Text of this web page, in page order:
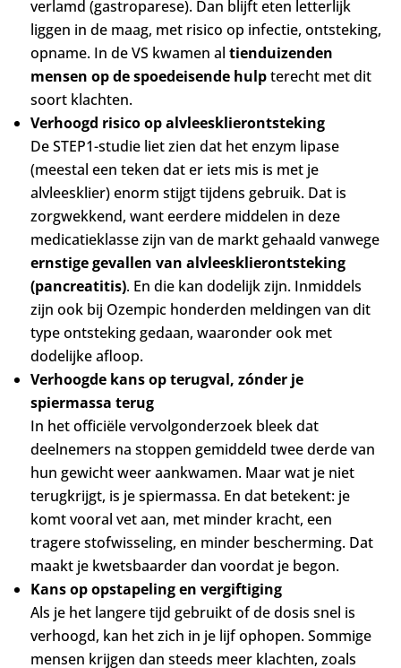
verlamd (gastroparese). Dan blijft eten letterlijk
liggen in de maag, met risico op infectie, ontsteking,
opname. In de VS kwamen al tienduizenden
mensen op de spoedeisende hulpterecht met dit
soort klachten.
Verhoogd risico op alvleesklierontsteking
De STEP1-studie liet zien dat het enzym lipase
(meestal een teken dat er iets mis is met je
alvleesklier) enorm stijgt tijdens gebruik. Dat is
zorgwekkend, want eerdere middelen in deze
medicatieklasse zijn van de markt gehaald vanwege
ernstige gevallen van alvleesklierontsteking
(pancreatitis). En die kan dodelijk zijn. Inmiddels
zijn ook bij Ozempic honderden meldingen van dit
type ontsteking gedaan, waaronder ook met
dodelijke afloop.
Verhoogde kans op terugval, zónder je
spiermassa terug
In het officiële vervolgonderzoek bleek dat
deelnemers na stoppen gemiddeld twee derde van
hun gewicht weer aankwamen. Maar wat je niet
terugkrijgt, is je spiermassa. En dat betekent: je
komt vooral vet aan, met minder kracht, een
tragere stofwisseling, en minder bescherming. Dat
maakt je kwetsbaarder dan voordat je begon.
Kans op opstapeling en vergiftiging
Als je het langere tijd gebruikt of de dosis snel is
verhoogd, kan het zich in je lijf ophopen. Sommige
mensen krijgen dan steeds meer klachten, zoals